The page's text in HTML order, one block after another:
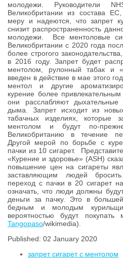
молодежи. Руководители
Великобритании из состава
меру и надеются, что запрет
снизит распространенность
молодежи. Все ментоловые
Великобритании с 2020 года
более строгого
в 2016 году. Запрет будет
ментолом, рулонный табак и
введен в действие в мае этого
ментол и другие
курение более
они расслабляют
дыма. Запрет исходит из
табачных изделиях, которые
ментолом и будут по-
Великобританию в течение
Другой мерой по борьбе с
пачки из 10 сигарет.
«Курение и здоровье» (ASH)
повышение цен на сигареты
заставляющим людей
переход с пачки в 20 сигарет
означать, что люди должны
деньги за пачку. Это в
бедным и молодым
вероятностью будут
Tangopaso/wikimedia).
Published: 02 January 2020
запрет сигарет с ментолом